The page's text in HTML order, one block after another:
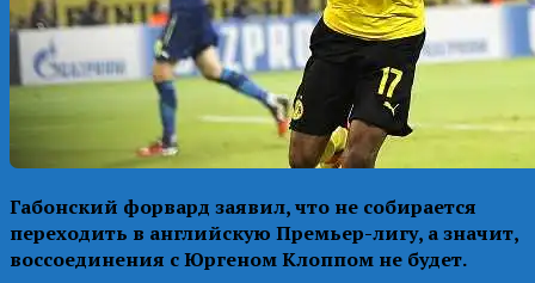
Габонский форвард заявил, что не собирается
переходить в английскую Премьер-лигу, а значит,
воссоединения с Юргеном Клоппом не будет.